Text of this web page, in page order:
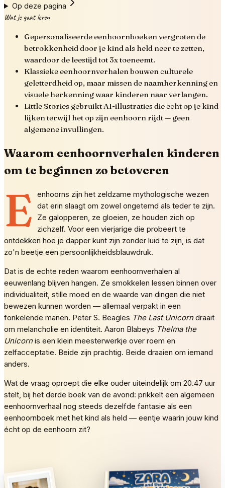
Op deze pagina
Wat je gaat leren
Gepersonaliseerde eenhoornboeken vergroten de
betrokkenheid door je kind als held neer te zetten,
waardoor de leestijd tot 3x toeneemt.
Klassieke eenhoornverhalen bouwen culturele
geletterdheid op, maar missen de naamherkenning en
visuele herkenning waar kinderen naar verlangen.
Little Stories gebruikt AI-illustraties die echt op je kind
lijken terwijl het op zijn eenhoorn rijdt — geen
algemene invullingen.
Waarom eenhoornverhalen kinderen
om te beginnen zo betoveren
E enhoorns zijn het zeldzame mythologische wezen
dat erin slaagt om zowel ongetemd als teder te zijn.
Ze galopperen, ze gloeien, ze houden zich op
zichzelf. Voor een vierjarige die probeert te
ontdekken hoe je dapper kunt zijn zonder luid te zijn, is dat
zo'n beetje een persoonlijkheidsblauwdruk.
Dat is de echte reden waarom eenhoornverhalen al
eeuwenlang blijven hangen. Ze smokkelen lessen binnen over
individualiteit, stille moed en de waarde van dingen die niet
bewezen kunnen worden — allemaal verpakt in een
fonkelende manen. Peter S. Beagles The Last Unicorndraait
om melancholie en identiteit. Aaron Blabeys Thelma the
Unicornis een klein meesterwerkje over roem en
zelfacceptatie. Beide zijn prachtig. Beide draaien om iemand
anders.
Wat de vraag oproept die elke ouder uiteindelijk om 20.47 uur
stelt, bij het derde boek van de avond: prikkelt een algemeen
eenhoornverhaal nog steeds dezelfde fantasie als een
eenhoornboek met het kind als held — eentje waarin jouw kind
écht op de eenhoorn zit?